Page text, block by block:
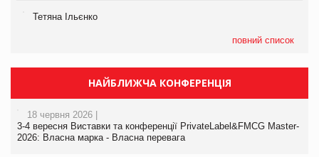
Тетяна Ільєнко
повний список
НАЙБЛИЖЧА КОНФЕРЕНЦІЯ
18 червня 2026 |
3-4 вересня Виставки та конференції PrivateLabel&FMCG Master-
2026: Власна марка - Власна перевага